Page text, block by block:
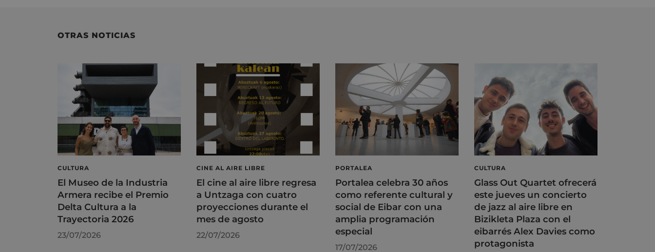
OTRAS NOTICIAS
CULTURA
El Museo de la Industria
Armera recibe el Premio
Delta Cultura a la
Trayectoria 2026
23/07/2026
CINE AL AIRE LIBRE
El cine al aire libre regresa
a Untzaga con cuatro
proyecciones durante el
mes de agosto
22/07/2026
PORTALEA
Portalea celebra 30 años
como referente cultural y
social de Eibar con una
amplia programación
especial
17/07/2026
CULTURA
Glass Out Quartet ofrecerá
este jueves un concierto
de jazz al aire libre en
Bizikleta Plaza con el
eibarrés Alex Davies como
protagonista